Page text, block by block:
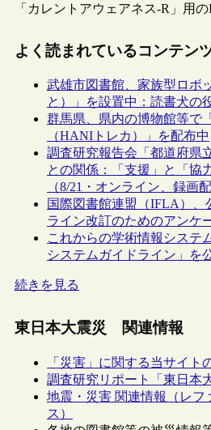
「カレントアウェアネス-R」用の
よく読まれているコンテン
武雄市図書館、家族型ロボ
と）」を設置中：読書犬の
群馬県、県内の博物館等で
（HANIトレカ）」を配布中
調査研究報告会「都道府県
との関係：「支援」と「協
（8/21・オンライン、録画
国際図書館連盟（IFLA）、
ライン改訂のためのアンケ
これからの学術情報システ
システムガイドライン」を
続きを見る
東日本大震災 関連情報
「災害」に関する当サイト
調査研究リポート「東日本
地震・災害 関連情報（レフ
ス）